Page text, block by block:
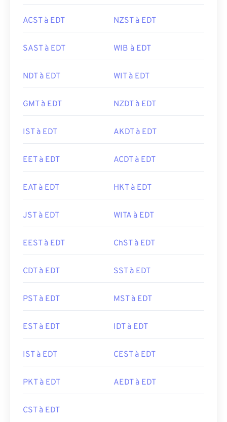
ACST à EDT NZST à EDT
SAST à EDT WIB à EDT
NDT à EDT WIT à EDT
GMT à EDT NZDT à EDT
IST à EDT AKDT à EDT
EET à EDT ACDT à EDT
EAT à EDT HKT à EDT
JST à EDT WITA à EDT
EEST à EDT ChST à EDT
CDT à EDT SST à EDT
PST à EDT MST à EDT
EST à EDT IDT à EDT
IST à EDT CEST à EDT
PKT à EDT AEDT à EDT
CST à EDT